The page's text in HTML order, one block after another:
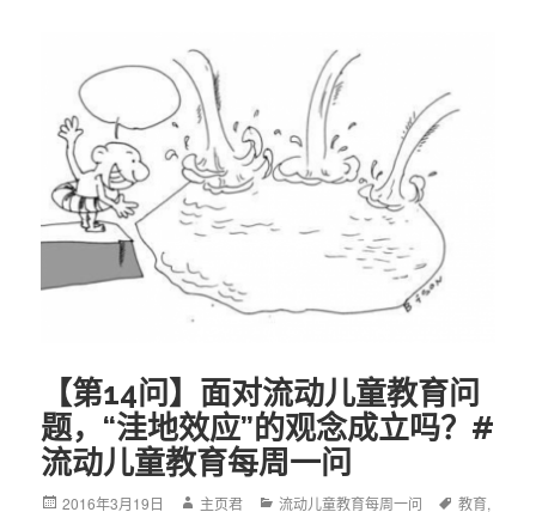
【第14问】面对流动儿童教育问
题，“洼地效应”的观念成立吗？#
流动儿童教育每周一问
Posted
2016年3月19日 Author
主页君 Categories
流动儿童教育每周一问 Tags
教育,